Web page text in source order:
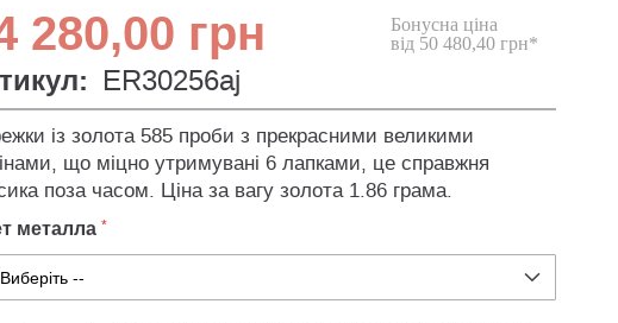
280,00 грн
Бонусна ціна
від 50 480,40 грн*
ER30256aj
із золота 585 проби з прекрасними великими
що міцно утримувані 6 лапками, це справжня
поза часом. Ціна за вагу золота 1.86 грама.
металла